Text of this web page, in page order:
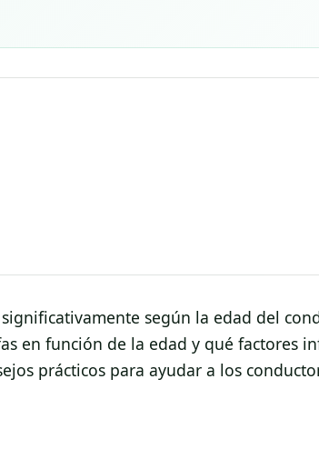
según la edad del
en función de la edad y qué factores
prácticos para ayudar a los